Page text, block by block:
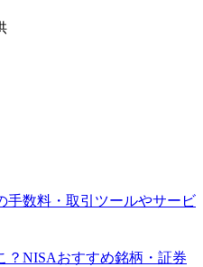
手数料・取引ツールやサービ
？NISAおすすめ銘柄・証券